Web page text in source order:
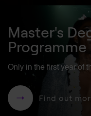
Master's
Programme
Only in the first year of
Find out